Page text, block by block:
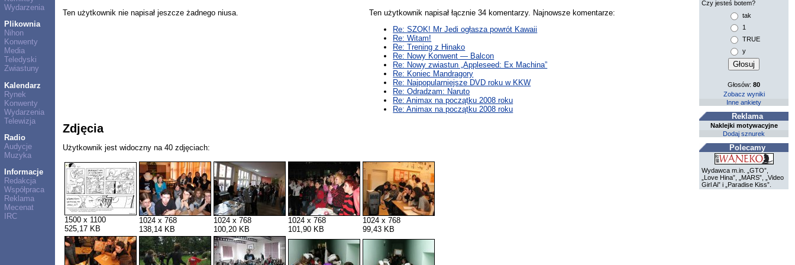
Wydarzenia
Plikownia
Nihon
Konwenty
Media
Teledyski
Zwiastuny
Kalendarz
Rynek
Konwenty
Wydarzenia
Telewizja
Radio
Audycje
Muzyka
Informacje
Redakcja
Współpraca
Reklama
Mecenat
IRC
Ten użytkownik nie napisał jeszcze żadnego niusa.
Ten użytkownik napisał łącznie 34 komentarzy. Najnowsze komentarze:
Re: SZOK! Mr Jedi ogłasza powrót Kawaii
Re: Witam!
Re: Trening z Hinako
Re: Nowy Konwent — Balcon
Re: Nowy zwiastun „Appleseed: Ex Machina”
Re: Koniec Mandragory
Re: Najpopularniejsze DVD roku w KKW
Re: Odradzam: Naruto
Re: Animax na początku 2008 roku
Re: Animax na początku 2008 roku
Zdjęcia
Użytkownik jest widoczny na 40 zdjęciach:
1500 x 1100
525,17 KB
1024 x 768
138,14 KB
1024 x 768
100,20 KB
1024 x 768
101,90 KB
1024 x 768
99,43 KB
Czy jesteś botem?
tak
1
TRUE
y
Głosów:80
Zobacz wyniki
Inne ankiety
Reklama
Naklejki motywacyjne
Dodaj sznurek
Polecamy
Wydawca m.in. „GTO”,
„Love Hina”, „MARS”, „Video
Girl Ai” i „Paradise Kiss”.